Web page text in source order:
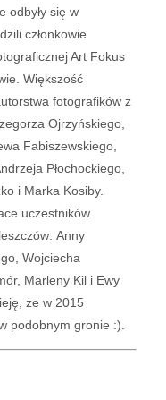
odbyły się w
członkowie
Art Fokus
Większość
fotografików z
Ojrzyńskiego,
Fabiszewskiego,
Płochockiego,
i Marka Kosiby.
uczestników
Anny
Wojciecha
Marleny Kil i Ewy
że w 2015
podobnym gronie :).